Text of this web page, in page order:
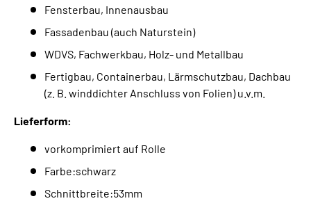
Fensterbau, Innenausbau
Fassadenbau (auch Naturstein)
WDVS, Fachwerkbau, Holz- und Metallbau
Fertigbau, Containerbau, Lärmschutzbau, Dachbau
(z. B. winddichter Anschluss von Folien) u.v.m.
Lieferform:
vorkomprimiert auf Rolle
Farbe:schwarz
Schnittbreite:53mm